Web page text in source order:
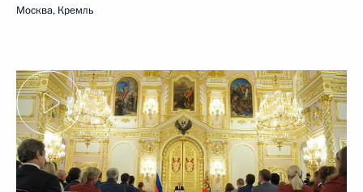
Москва, Кремль